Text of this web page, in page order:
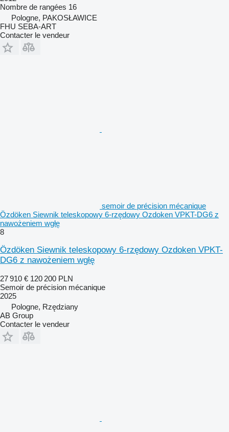
Nombre de rangées 16
Pologne, PAKOSŁAWICE
FHU SEBA-ART
Contacter le vendeur
semoir de précision mécanique
Özdöken Siewnik teleskopowy 6-rzędowy Ozdoken VPKT-DG6 z
nawożeniem wgłę
8
Özdöken Siewnik teleskopowy 6-rzędowy Ozdoken VPKT-
DG6 z nawożeniem wgłę
27 910 € 120 200 PLN
Semoir de précision mécanique
2025
Pologne, Rzędziany
AB Group
Contacter le vendeur